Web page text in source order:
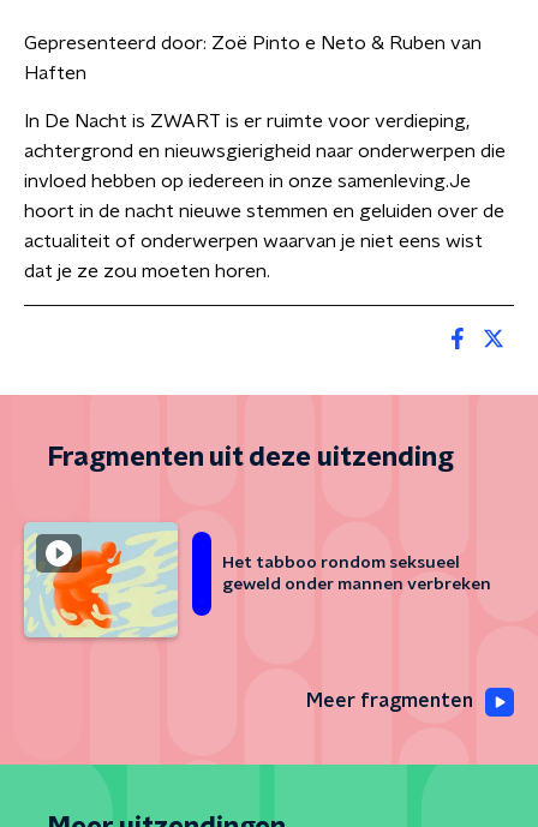
Gepresenteerd door: Zoë Pinto e Neto & Ruben van
Haften
In De Nacht is ZWART is er ruimte voor verdieping,
achtergrond en nieuwsgierigheid naar onderwerpen die
invloed hebben op iedereen in onze samenleving.Je
hoort in de nacht nieuwe stemmen en geluiden over de
actualiteit of onderwerpen waarvan je niet eens wist
dat je ze zou moeten horen.
Fragmenten uit deze uitzending
Het tabboo rondom seksueel
geweld onder mannen verbreken
Meer fragmenten